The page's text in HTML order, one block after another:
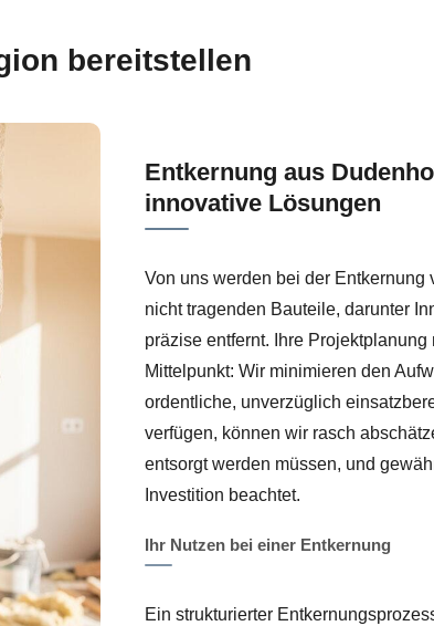
bereitstellen
Entkernung aus
innovative Lösungen
Von uns werden bei der
nicht tragenden Bauteile, darunter
präzise entfernt. Ihre
Mittelpunkt: Wir minimieren den
ordentliche, unverzüglich
verfügen, können wir rasch
entsorgt werden müssen, und
Investition beachtet.
Ihr Nutzen bei einer Entkernung
Ein strukturierter